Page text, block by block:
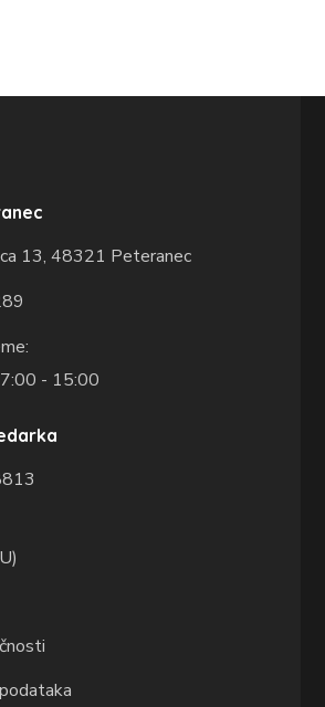
13,48321 Peteranec
- 15:00